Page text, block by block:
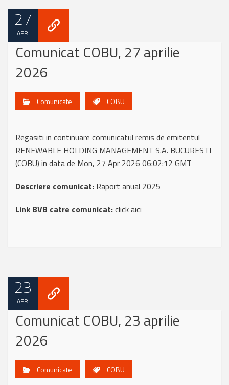
27
APR.
Comunicat COBU, 27 aprilie
2026
Comunicate COBU
Regasiti in continuare comunicatul remis de emitentul
RENEWABLE HOLDING MANAGEMENT S.A. BUCURESTI
(COBU) in data de Mon, 27 Apr 2026 06:02:12 GMT
Descriere comunicat: Raport anual 2025
Link BVB catre comunicat:click aici
23
APR.
Comunicat COBU, 23 aprilie
2026
Comunicate COBU